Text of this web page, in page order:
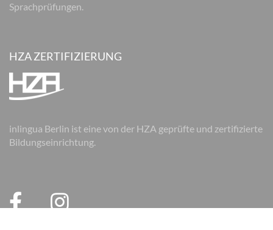
Sprachprüfungen.
HZA ZERTIFIZIERUNG
inlingua Berlin ist eine von der HZA geprüfte und zertifizierte
Bildungseinrichtung.